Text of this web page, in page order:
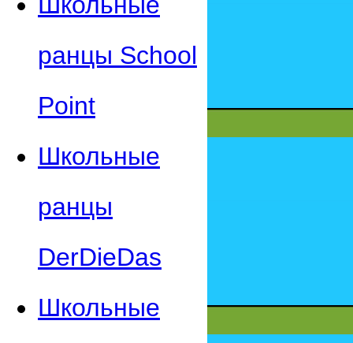
ранцы School
Point
Школьные
ранцы
DerDieDas
Школьные